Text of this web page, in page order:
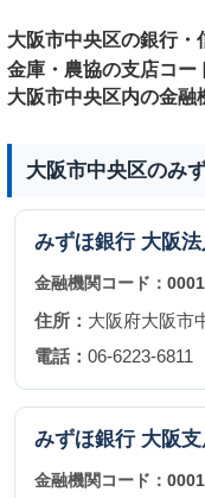
大阪市中央区の銀行
金庫・農協の支店コー
大阪市中央区内の金融
大阪市中央区のみ
みずほ銀行 大阪
金融機関コード： 0001
住所： 大阪府大阪市
電話： 06-6223-6811
みずほ銀行 大阪
金融機関コード： 0001